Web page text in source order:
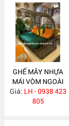
GHẾ MÂY NHỰA
MÁI VÒM NGOÀI
TRỜI NH259
Giá: LH - 0938 423
805